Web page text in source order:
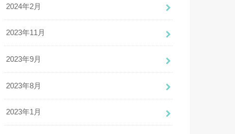
2024年2月
2023年11月
2023年9月
2023年8月
2023年1月